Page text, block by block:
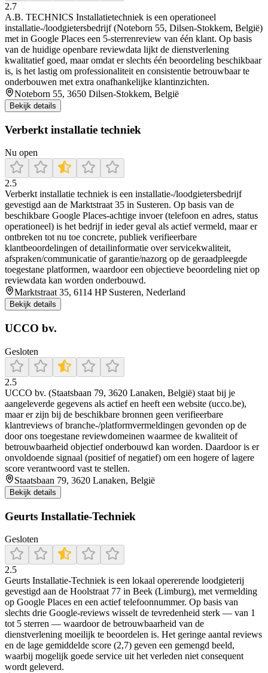
2.7
A.B. TECHNICS Installatietechniek is een operationeel
installatie-/loodgietersbedrijf (Noteborn 55, Dilsen-Stokkem, België)
met in Google Places een 5-sterrenreview van één klant. Op basis
van de huidige openbare reviewdata lijkt de dienstverlening
kwalitatief goed, maar omdat er slechts één beoordeling beschikbaar
is, is het lastig om professionaliteit en consistentie betrouwbaar te
onderbouwen met extra onafhankelijke klantinzichten.
Noteborn 55, 3650 Dilsen-Stokkem, België
Bekijk details
Verberkt installatie techniek
Nu open
2.5
Verberkt installatie techniek is een installatie-/loodgietersbedrijf
gevestigd aan de Marktstraat 35 in Susteren. Op basis van de
beschikbare Google Places-achtige invoer (telefoon en adres, status
operationeel) is het bedrijf in ieder geval als actief vermeld, maar er
ontbreken tot nu toe concrete, publiek verifieerbare
klantbeoordelingen of detailinformatie over servicekwaliteit,
afspraken/communicatie of garantie/nazorg op de geraadpleegde
toegestane platformen, waardoor een objectieve beoordeling niet op
reviewdata kan worden onderbouwd.
Marktstraat 35, 6114 HP Susteren, Nederland
Bekijk details
UCCO bv.
Gesloten
2.5
UCCO bv. (Staatsbaan 79, 3620 Lanaken, België) staat bij je
aangeleverde gegevens als actief en heeft een website (ucco.be),
maar er zijn bij de beschikbare bronnen geen verifieerbare
klantreviews of branche-/platformvermeldingen gevonden op de
door ons toegestane reviewdomeinen waarmee de kwaliteit of
betrouwbaarheid objectief onderbouwd kan worden. Daardoor is er
onvoldoende signaal (positief of negatief) om een hogere of lagere
score verantwoord vast te stellen.
Staatsbaan 79, 3620 Lanaken, België
Bekijk details
Geurts Installatie-Techniek
Gesloten
2.5
Geurts Installatie‑Techniek is een lokaal opererende loodgieterij
gevestigd aan de Hoolstraat 77 in Beek (Limburg), met vermelding
op Google Places en een actief telefoonnummer. Op basis van
slechts drie Google-reviews wisselt de tevredenheid sterk — van 1
tot 5 sterren — waardoor de betrouwbaarheid van de
dienstverlening moeilijk te beoordelen is. Het geringe aantal reviews
en de lage gemiddelde score (2,7) geven een gemengd beeld,
waarbij mogelijk goede service uit het verleden niet consequent
wordt geleverd.